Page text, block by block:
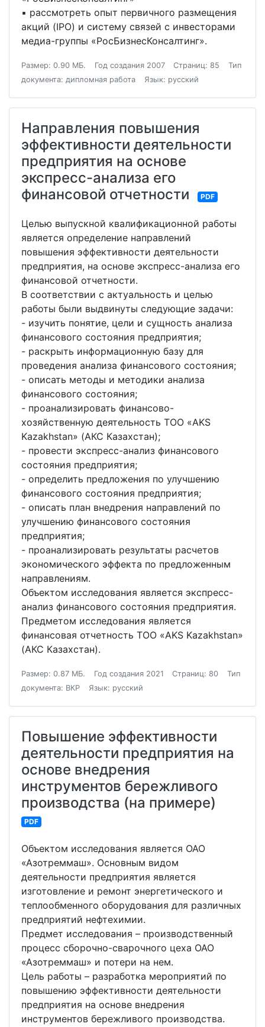
▪ рассмотреть опыт первичного размещения
акций (IPO) и систему связей с инвесторами
медиа-группы «РосБизнесКонсалтинг».
Размер: 0.90 МБ. Год создания 2007 Страниц: 85
Тип
документа: дипломная работа
Язык: русский
Направления повышения
эффективности деятельности
предприятия на основе
экспресс-анализа его
финансовой отчетности
PDF
Целью выпускной квалификационной работы
является определение направлений
повышения эффективности деятельности
предприятия, на основе экспресс-анализа его
финансовой отчетности.
В соответствии с актуальность и целью
работы были выдвинуты следующие задачи:
- изучить понятие, цели и сущность анализа
финансового состояния предприятия;
- раскрыть информационную базу для
проведения анализа финансового состояния;
- описать методы и методики анализа
финансового состояния;
- проанализировать финансово-
хозяйственную деятельность ТОО «AKS
Kazakhstan» (АКС Казахстан);
- провести экспресс-анализ финансового
состояния предприятия;
- определить предложения по улучшению
финансового состояния предприятия;
- описать план внедрения направлений по
улучшению финансового состояния
предприятия;
- проанализировать результаты расчетов
экономического эффекта по предложенным
направлениям.
Объектом исследования является экспресс-
анализ финансового состояния предприятия.
Предметом исследования является
финансовая отчетность ТОО «AKS Kazakhstan»
(АКС Казахстан).
Размер: 0.87 МБ. Год создания 2021 Страниц: 80
Тип
документа: ВКР
Язык: русский
Повышение эффективности
деятельности предприятия на
основе внедрения
инструментов бережливого
производства (на примере)
PDF
Объектом исследования является ОАО
«Азотреммаш». Основным видом
деятельности предприятия является
изготовление и ремонт энергетического и
теплообменного оборудования для различных
предприятий нефтехимии.
Предмет исследования – производственный
процесс сборочно-сварочного цеха ОАО
«Азотреммаш» и потери на нем.
Цель работы – разработка мероприятий по
повышению эффективности деятельности
предприятия на основе внедрения
инструментов бережливого производства.